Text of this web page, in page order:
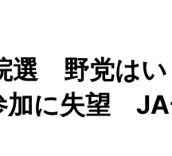
選 野党はい
加に失望 JA